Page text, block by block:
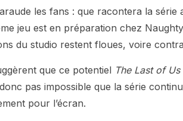
les fans : que racontera la série
jeu est en préparation chez
du studio restent floues, voire
que ce potentiel The Last of Us
donc pas impossible que la série
pour l’écran.